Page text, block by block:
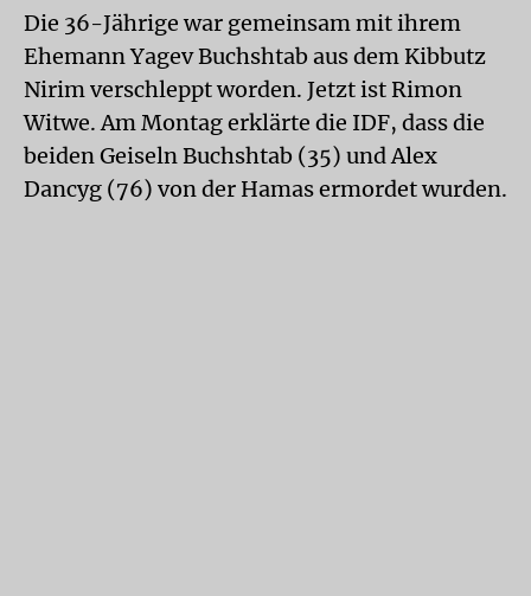
Die 36-Jährige war gemeinsam mit ihrem
Ehemann Yagev Buchshtab aus dem Kibbutz
Nirim verschleppt worden. Jetzt ist Rimon
Witwe. Am Montag erklärte die IDF, dass die
beiden Geiseln Buchshtab (35) und Alex
Dancyg (76) von der Hamas ermordet wurden.